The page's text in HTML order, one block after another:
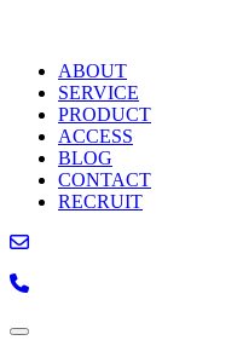
ABOUT
SERVICE
PRODUCT
ACCESS
BLOG
CONTACT
RECRUIT